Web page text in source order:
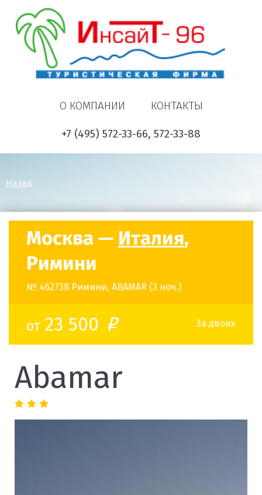
О КОМПАНИИ КОНТАКТЫ
+7 (495) 572-33-66, 572-33-88
Назад
Москва — Италия,
Римини
№ 462738 Римини, ABAMAR (3 ноч.)
от23 500 o За двоих
Abamar